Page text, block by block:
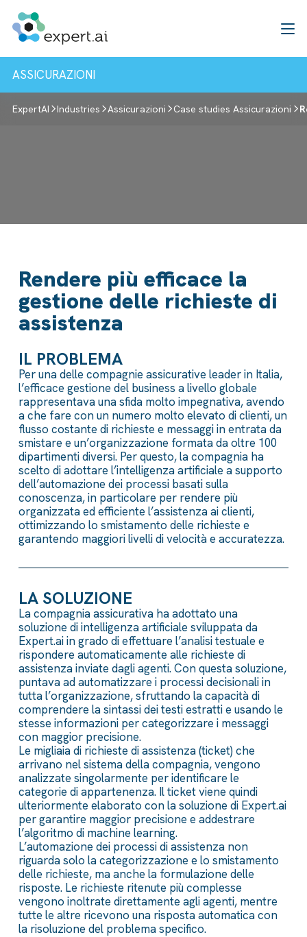
ASSICURAZIONI
ExpertAI Industries Assicurazioni Case studies Assicurazioni
Rendere più efficace la
gestione delle richieste di
assistenza
IL PROBLEMA
Per una delle compagnie assicurative leader in Italia,
l’efficace gestione del business a livello globale
rappresentava una sfida molto impegnativa, avendo
a che fare con un numero molto elevato di clienti, un
flusso costante di richieste e messaggi in entrata da
smistare e un’organizzazione formata da oltre 100
dipartimenti diversi. Per questo, la compagnia ha
scelto di adottare l’intelligenza artificiale a supporto
dell’automazione dei processi basati sulla
conoscenza, in particolare per rendere più
organizzata ed efficiente l’assistenza ai clienti,
ottimizzando lo smistamento delle richieste e
garantendo maggiori livelli di velocità e accuratezza.
LA SOLUZIONE
La compagnia assicurativa ha adottato una
soluzione di intelligenza artificiale sviluppata da
Expert.ai in grado di effettuare l’analisi testuale e
rispondere automaticamente alle richieste di
assistenza inviate dagli agenti. Con questa soluzione,
puntava ad automatizzare i processi decisionali in
tutta l’organizzazione, sfruttando la capacità di
comprendere la sintassi dei testi estratti e usando le
stesse informazioni per categorizzare i messaggi
con maggior precisione.
Le migliaia di richieste di assistenza (ticket) che
arrivano nel sistema della compagnia, vengono
analizzate singolarmente per identificare le
categorie di appartenenza. Il ticket viene quindi
ulteriormente elaborato con la soluzione di Expert.ai
per garantire maggior precisione e addestrare
l’algoritmo di machine learning.
L’automazione dei processi di assistenza non
riguarda solo la categorizzazione e lo smistamento
delle richieste, ma anche la formulazione delle
risposte. Le richieste ritenute più complesse
vengono inoltrate direttamente agli agenti, mentre
tutte le altre ricevono una risposta automatica con
la risoluzione del problema specifico.